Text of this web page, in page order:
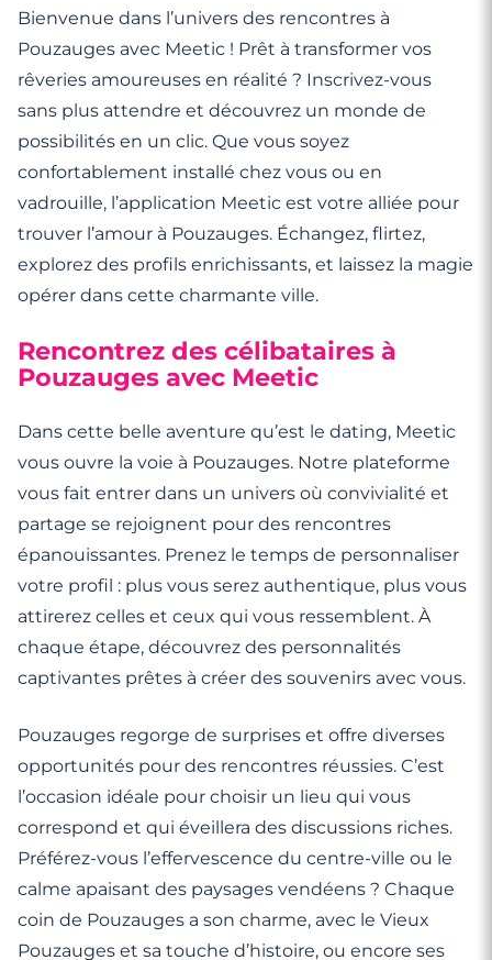
Bienvenue dans l’univers des rencontres à
Pouzauges avec Meetic ! Prêt à transformer vos
rêveries amoureuses en réalité ? Inscrivez-vous
sans plus attendre et découvrez un monde de
possibilités en un clic. Que vous soyez
confortablement installé chez vous ou en
vadrouille, l’application Meetic est votre alliée pour
trouver l’amour à Pouzauges. Échangez, flirtez,
explorez des profils enrichissants, et laissez la magie
opérer dans cette charmante ville.
Rencontrez des célibataires à
Pouzauges avec Meetic
Dans cette belle aventure qu’est le dating, Meetic
vous ouvre la voie à Pouzauges. Notre plateforme
vous fait entrer dans un univers où convivialité et
partage se rejoignent pour des rencontres
épanouissantes. Prenez le temps de personnaliser
votre profil : plus vous serez authentique, plus vous
attirerez celles et ceux qui vous ressemblent. À
chaque étape, découvrez des personnalités
captivantes prêtes à créer des souvenirs avec vous.
Pouzauges regorge de surprises et offre diverses
opportunités pour des rencontres réussies. C’est
l’occasion idéale pour choisir un lieu qui vous
correspond et qui éveillera des discussions riches.
Préférez-vous l’effervescence du centre-ville ou le
calme apaisant des paysages vendéens ? Chaque
coin de Pouzauges a son charme, avec le Vieux
Pouzauges et sa touche d’histoire, ou encore ses